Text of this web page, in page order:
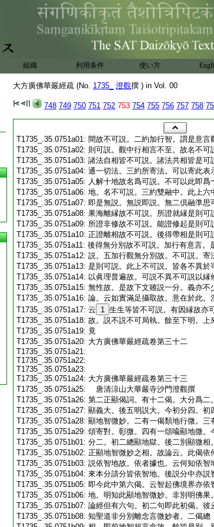
組織 利用条件 使い方
大方廣佛華嚴經疏 (No. 1735_ 澄觀撰 ) in Vol. 00
748 749 750 751 752 753 754 755 756 757 758
T1735_.35.0751a01: 間故不可説。二約加行智。謂是意言
T1735_.35.0751a02: 則可説。觀中行相言不至。故名不可
T1735_.35.0751a03: 諸法自相皆不可説。諸法共相皆是可
T1735_.35.0751a04: 通一切法。三約所寄法。可以寄此表
T1735_.35.0751a05: 人解十地故名爲可説。不可以此即爲
T1735_.35.0751a06: 地。名不可説。三約雙融中。此上六
T1735_.35.0751a07: 即是無説。無説即説。無二倶融準思
T1735_.35.0751a08: 果海離縁故不可説。所證就縁是則可
T1735_.35.0751a09: 所證非修故不可説。能證修起是則可
T1735_.35.0751a10: 正證離相故不可説。後得帶相是則可
T1735_.35.0751a11: 後得無分別故不可説。加行有意言。
T1735_.35.0751a12: 説。五加行觀無分別故。不可説。寄
T1735_.35.0751a13: 是則可説。此上不可説。皆各不異於
T1735_.35.0751a14: 以眞理普遍故。可説不異不可説以縁
T1735_.35.0751a15: 無性故。是故下文雖説一分。義亦不
T1735_.35.0751a16: 論。云如實滿足攝取故。意在於此。
T1735_.35.0751a17: 云 1 生生等皆不可説。有因縁故亦
T1735_.35.0751a18: 故。説不説不可局執。餘至下明。上
T1735_.35.0751a19: 竟
T1735_.35.0751a20: 大方廣佛華嚴經疏卷第三十二
T1735_.35.0751a21:
T1735_.35.0751a22:
T1735_.35.0751a23:
T1735_.35.0751a24: 大方廣佛華嚴經疏卷第三十三
T1735_.35.0751a25:
唐清涼山大華嚴寺沙門澄觀撰
T1735_.35.0751a26: 第二正顯偈詞。有十二偈。大分爲二
T1735_.35.0751a27: 顯義大。後五明説大。今初分四。初
T1735_.35.0751a28: 顯地智微妙。二有一偈類地行微。三
T1735_.35.0751a29: 頌寄對。彰微。四有一頌喩顯地微。
T1735_.35.0751b01: 分二。初二總顯地獄。後二別顯微相
T1735_.35.0751b02: 正顯地智微妙之相。故論云。此偈依
T1735_.35.0751b03: 説依智地故。依者據也。云何知依智
T1735_.35.0751b04: 來本分請分皆依智地。後説分中亦説
T1735_.35.0751b05: 即今此中第六偈。云智起佛境界亦依
T1735_.35.0751b06: 地。明知此顯地智微妙。非別明佛果
T1735_.35.0751b07: 論經但有六句。初二句即此初偈。彼
T1735_.35.0751b08: 知聖道非分別離念言微妙者。二偈總